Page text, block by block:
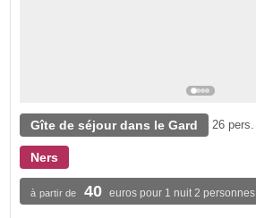
Gîte de séjour dans le Gard 26 pers.
Ners
à partir de 40 euros pour 1 nuit 2 personnes